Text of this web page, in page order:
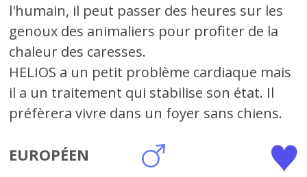
l'humain, il peut passer des heures sur les
genoux des animaliers pour profiter de la
chaleur des caresses.
HELIOS a un petit problème cardiaque mais
il a un traitement qui stabilise son état. Il
préfèrera vivre dans un foyer sans chiens.
EUROPÉEN